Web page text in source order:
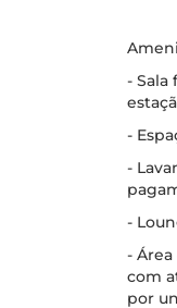
- Sala
-
-
-
-
com
por